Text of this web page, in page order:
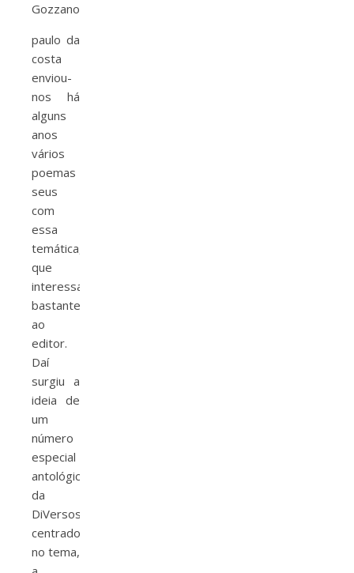
Gozzano.
paulo da
costa
enviou-
nos há
alguns
anos
vários
poemas
seus
com
essa
temática,
que
interessa
bastante
ao
editor.
Daí
surgiu a
ideia de
um
número
especial
antológico
da
DiVersos
centrado
no tema,